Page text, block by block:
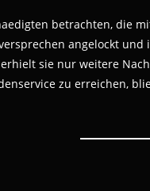
betrachten, die
angelockt
sie nur weitere
zu erreichen,